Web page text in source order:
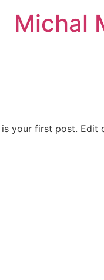
Michal
is your first post.